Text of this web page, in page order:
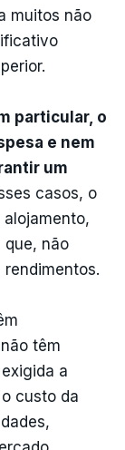
muitos não
particular, o
e nem
um
casos, o
que, não
têm
a
custo da